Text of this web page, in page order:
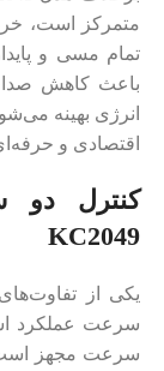
تمام مسی و
باعث کاهش
اقتصادی و
کنترل دو
KC2049
یکی از
سرعت مجهز است